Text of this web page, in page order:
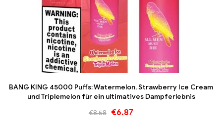
BANG KING 45000 Puffs: Watermelon, Strawberry Ice Cream
und Triplemelon für ein ultimatives Dampferlebnis
€8.58 €6.87